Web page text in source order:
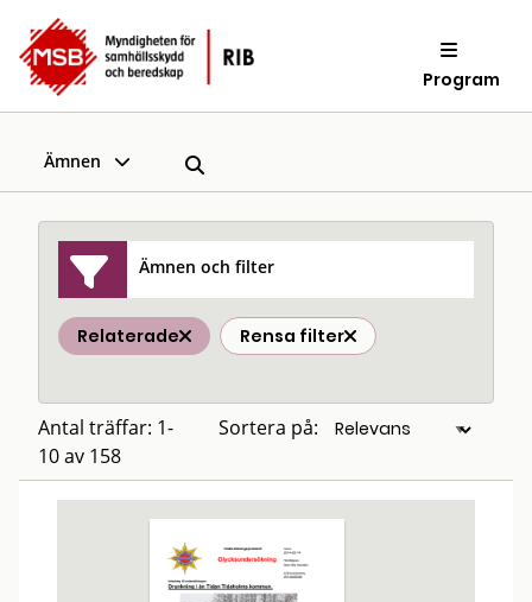
Program
Ämnen
Ämnen och filter
Relaterade Rensa filter
Antal träffar: 1-
10 av 158
Sortera på: